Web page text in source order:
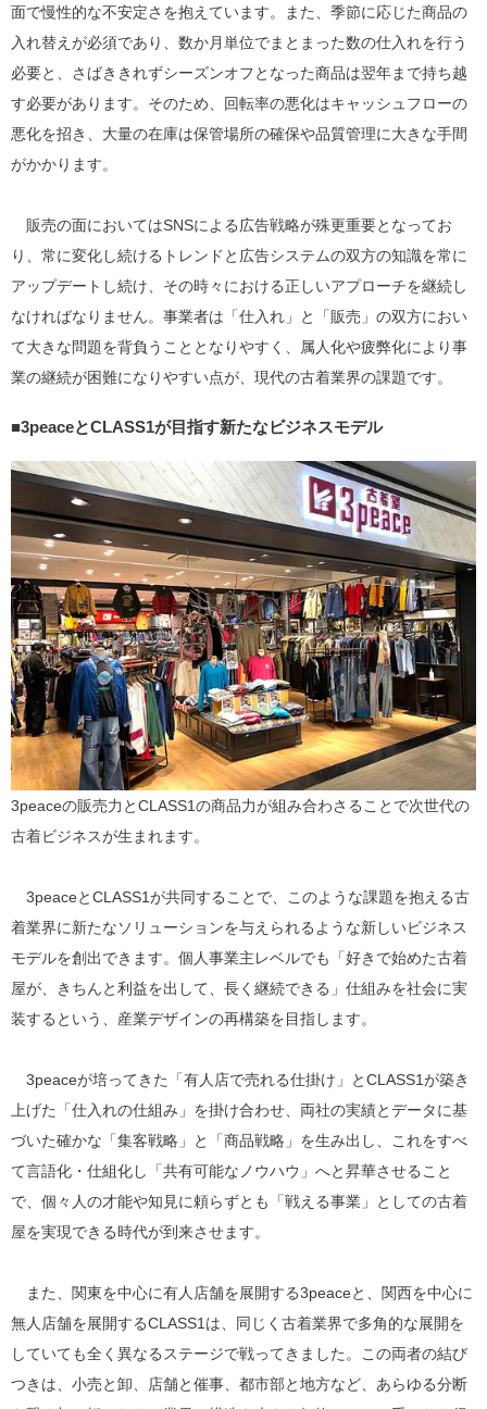
面で慢性的な不安定さを抱えています。また、季節に応じた商品の
入れ替えが必須であり、数か月単位でまとまった数の仕入れを行う
必要と、さばききれずシーズンオフとなった商品は翌年まで持ち越
す必要があります。そのため、回転率の悪化はキャッシュフローの
悪化を招き、大量の在庫は保管場所の確保や品質管理に大きな手間
がかかります。
販売の面においてはSNSによる広告戦略が殊更重要となってお
り、常に変化し続けるトレンドと広告システムの双方の知識を常に
アップデートし続け、その時々における正しいアプローチを継続し
なければなりません。事業者は「仕入れ」と「販売」の双方におい
て大きな問題を背負うこととなりやすく、属人化や疲弊化により事
業の継続が困難になりやすい点が、現代の古着業界の課題です。
■3peaceとCLASS1が目指す新たなビジネスモデル
3peaceの販売力とCLASS1の商品力が組み合わさることで次世代の
古着ビジネスが生まれます。
3peaceとCLASS1が共同することで、このような課題を抱える古
着業界に新たなソリューションを与えられるような新しいビジネス
モデルを創出できます。個人事業主レベルでも「好きで始めた古着
屋が、きちんと利益を出して、長く継続できる」仕組みを社会に実
装するという、産業デザインの再構築を目指します。
3peaceが培ってきた「有人店で売れる仕掛け」とCLASS1が築き
上げた「仕入れの仕組み」を掛け合わせ、両社の実績とデータに基
づいた確かな「集客戦略」と「商品戦略」を生み出し、これをすべ
て言語化・仕組化し「共有可能なノウハウ」へと昇華させること
で、個々人の才能や知見に頼らずとも「戦える事業」としての古着
屋を実現できる時代が到来させます。
また、関東を中心に有人店舗を展開する3peaceと、関西を中心に
無人店舗を展開するCLASS1は、同じく古着業界で多角的な展開を
していても全く異なるステージで戦ってきました。この両者の結び
つきは、小売と卸、店舗と催事、都市部と地方など、あらゆる分断